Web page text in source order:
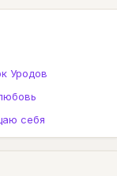
Уродов
себя